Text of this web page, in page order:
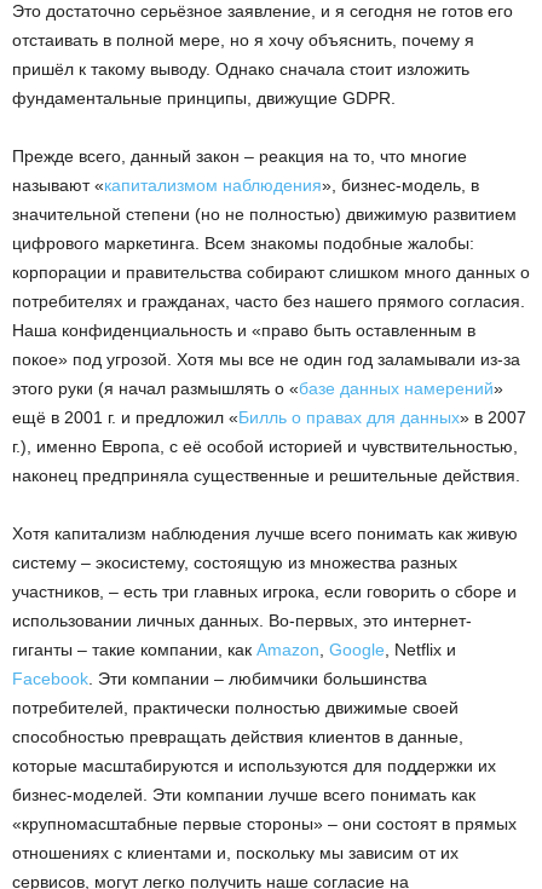
Это достаточно серьёзное заявление, и я сегодня не готов его
отстаивать в полной мере, но я хочу объяснить, почему я
пришёл к такому выводу. Однако сначала стоит изложить
фундаментальные принципы, движущие GDPR.
Прежде всего, данный закон – реакция на то, что многие
называют «капитализмом наблюдения», бизнес-модель, в
значительной степени (но не полностью) движимую развитием
цифрового маркетинга. Всем знакомы подобные жалобы:
корпорации и правительства собирают слишком много данных о
потребителях и гражданах, часто без нашего прямого согласия.
Наша конфиденциальность и «право быть оставленным в
покое» под угрозой. Хотя мы все не один год заламывали из-за
этого руки (я начал размышлять о «базе данных намерений»
ещё в 2001 г. и предложил «Билль о правах для данных» в 2007
г.), именно Европа, с её особой историей и чувствительностью,
наконец предприняла существенные и решительные действия.
Хотя капитализм наблюдения лучше всего понимать как живую
систему – экосистему, состоящую из множества разных
участников, – есть три главных игрока, если говорить о сборе и
использовании личных данных. Во-первых, это интернет-
гиганты – такие компании, как Amazon Google , Netflix и
Facebook . Эти компании – любимчики большинства
потребителей, практически полностью движимые своей
способностью превращать действия клиентов в данные,
которые масштабируются и используются для поддержки их
бизнес-моделей. Эти компании лучше всего понимать как
«крупномасштабные первые стороны» – они состоят в прямых
отношениях с клиентами и, поскольку мы зависим от их
сервисов, могут легко получить наше согласие на